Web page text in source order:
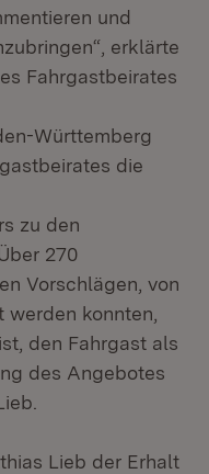
und
erklärte
Fahrgastbeirates
Württemberg
die
zu den
270
Vorschlägen, von
konnten,
den Fahrgast als
des Angebotes
Lieb der Erhalt